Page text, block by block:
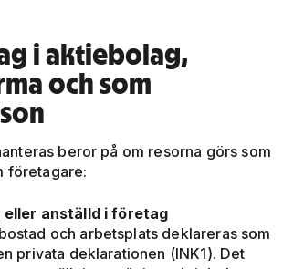
i aktiebolag,
och som
beror på om resorna görs som
företagare:
anställd i företag
och arbetsplats deklareras som
privata deklarationen (INK1). Det